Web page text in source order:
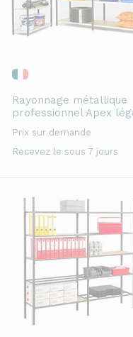
Rayonnage métallique
professionnelApex
Prix sur demande
Recevez le sous 7 jours